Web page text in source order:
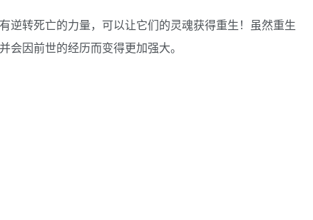
逆转死亡的力量，可以让它们的灵魂获得重生！虽然重生
因前世的经历而变得更加强大。